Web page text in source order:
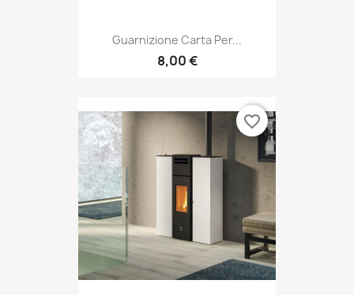
Guarnizione Carta Per...
8,00 €
favorite_border